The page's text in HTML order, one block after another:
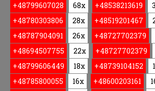
+48799607028 68x +48538213619
+48780303806
28x +48519201467
+48787904091
26x +48727702379
+48694507755
22x +48727702379
+48799606449
18x +48739104152
+48785800055
16x +48600203161